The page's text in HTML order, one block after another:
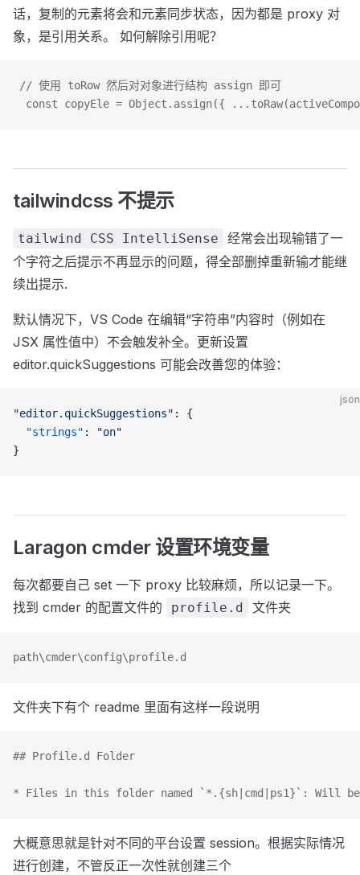
话，复制的元素将会和元素同步状态，因为都是 proxy 对
象，是引用关系。 如何解除引用呢？
// 使用 toRow 然后对对象进行结构 assign 即可
const copyEle = Object.assign({
tailwindcss 不提示
tailwind CSS IntelliSense
经常会出现输错了一
个字符之后提示不再显示的问题，得全部删掉重新输才能继
续出提示.
默认情况下，VS Code 在编辑“字符串”内容时（例如在
JSX 属性值中）不会触发补全。更新设置
editor.quickSuggestions 可能会改善您的体验：
json
"editor.quickSuggestions" : {
  "strings"
:
"on"
}
Laragon cmder 设置环境变量
每次都要自己 set 一下 proxy 比较麻烦，所以记录一下。
找到 cmder 的配置文件的
profile.d 文件夹
path\cmder\config\profile.d
文件夹下有个 readme 里面有这样一段说明
## Profile.d Folder
* Files in this folder named `*.{sh|cmd|ps1}`: Will
大概意思就是针对不同的平台设置 session。根据实际情况
进行创建，不管反正一次性就创建三个